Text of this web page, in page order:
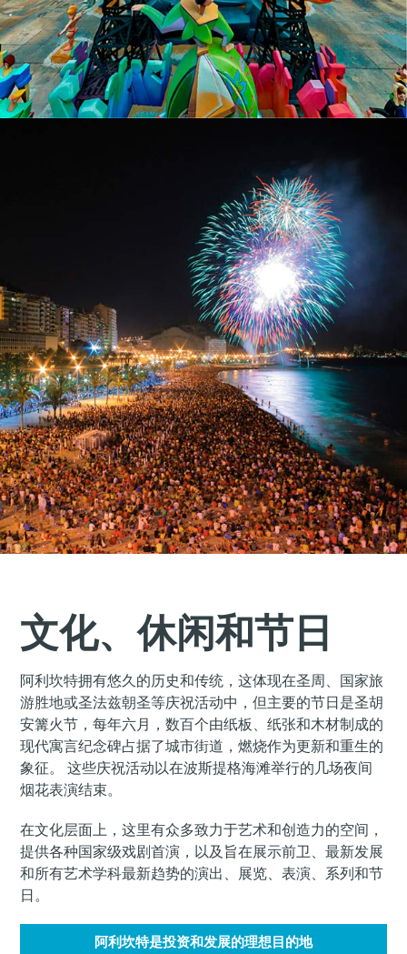
文化、休闲和节日
阿利坎特拥有悠久的历史和传统，这体现在圣周、国家旅
游胜地或圣法兹朝圣等庆祝活动中，但主要的节日是圣胡
安篝火节，每年六月，数百个由纸板、纸张和木材制成的
现代寓言纪念碑占据了城市街道，燃烧作为更新和重生的
象征。 这些庆祝活动以在波斯提格海滩举行的几场夜间
烟花表演结束。
在文化层面上，这里有众多致力于艺术和创造力的空间，
提供各种国家级戏剧首演，以及旨在展示前卫、最新发展
和所有艺术学科最新趋势的演出、展览、表演、系列和节
日。
阿利坎特是投资和发展的理想目的地